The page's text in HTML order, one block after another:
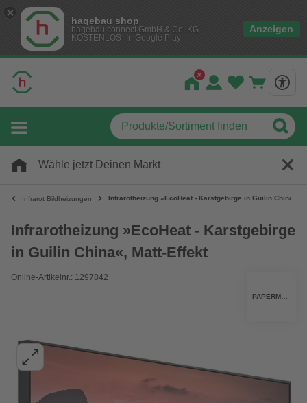
hagebau shop
hagebau connect GmbH & Co. KG
KOSTENLOS- In Google Play
Anzeigen
Wähle jetzt Deinen Markt
Infrarot Bildheizungen Infrarotheizung »EcoHeat - Karstgebirge in Guilin China«,
Infrarotheizung »EcoHeat - Karstgebirge
in Guilin China«, Matt-Effekt
Online-Artikelnr.: 1297842